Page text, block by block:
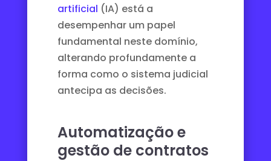
artificial (IA) está a
desempenhar um papel
fundamental neste domínio,
alterando profundamente a
forma como o sistema judicial
antecipa as decisões.
Automatização e
gestão de contratos